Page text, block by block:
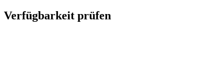
Verfügbarkeit prüfen